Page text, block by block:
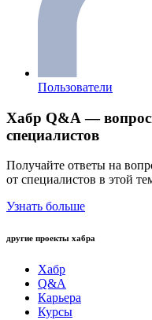
Пользователи
Хабр Q&A —
специалистов
Получайте ответы на
от специалистов в этой
Узнать больше
другие проекты хабра
Хабр
Q&A
Карьера
Курсы